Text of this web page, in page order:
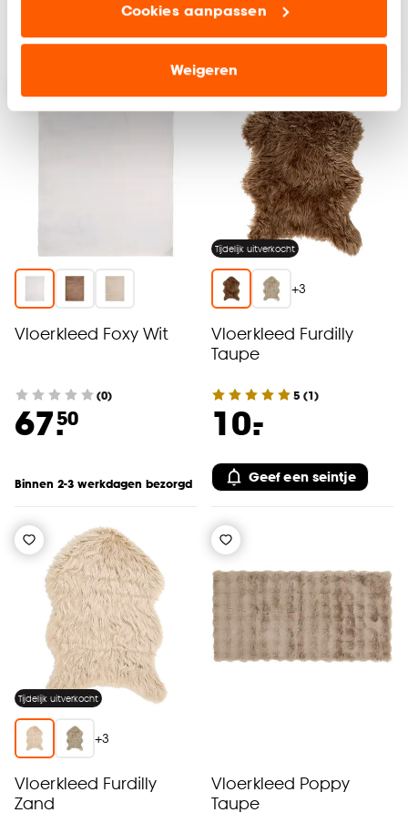
Marketing cookies (optioneel) laten jou
relevante informatie en aanbiedingen zien op
advertenties en communicatie.
Klik op ‘Ja, alles toestaan’ om gebruik te maken
van alle cookies, of klik op ‘weigeren’ om alleen de
noodzakelijke cookies te accepteren. Je kunt er ook
voor kiezen om bepaalde cookies wel of niet te
accepteren door op ‘Cookies aanpassen’ te
Goed om te weten is dat je deze keuze altijd nog
kan aanpassen, bekijk hiervoor onze
Cookies aanpassen
Weigeren
Binnen 2-3 werkdagen bezorgd
Vloerkleed Foxy Wit
(0)
67.50
Binnen 2-3 werkdagen bezorgd
Tijdelijk uitverkocht
+3
Vloerkleed Furdilly
Taupe
5 (1)
10.
-
Geef een seintje
Tijdelijk uitverkocht
+3
Vloerkleed Furdilly
Zand
Vloerkleed Poppy
Taupe